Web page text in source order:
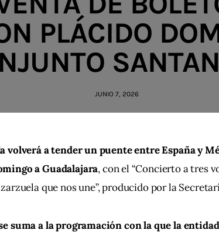
PLÁCIDO
JUNIO 7, 2026
volverá a tender un puente entre España y
a Guadalajara, con el “Concierto a tres
que nos une”, producido por la
suma a la programación con la que la